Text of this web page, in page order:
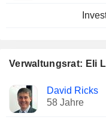
Verwaltungsrat: Eli
Verwaltungsratsmitglied
David Ricks
58 Jahre